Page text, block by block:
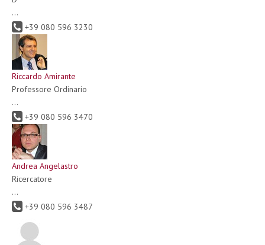
...
+39 080 596 3230
Riccardo Amirante
Professore Ordinario
...
+39 080 596 3470
Andrea Angelastro
Ricercatore
...
+39 080 596 3487